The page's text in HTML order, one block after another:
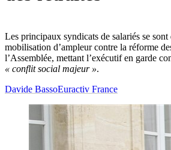
Les principaux syndicats de salariés se sont
mobilisation d’ampleur contre la réforme
l’Assemblée, mettant l’exécutif en garde
« conflit social majeur ».
Davide BassoEuractiv France